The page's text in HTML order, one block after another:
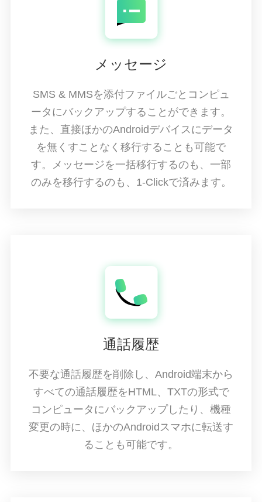
メッセージ
SMS & MMSを添付ファイルごとコンピュ
ータにバックアップすることができます。
また、直接ほかのAndroidデバイスにデータ
を無くすことなく移行することも可能で
す。メッセージを一括移行するのも、一部
のみを移行するのも、1-Clickで済みます。
通話履歴
不要な通話履歴を削除し、Android端末から
すべての通話履歴をHTML、TXTの形式で
コンピュータにバックアップしたり、機種
変更の時に、ほかのAndroidスマホに転送す
ることも可能です。